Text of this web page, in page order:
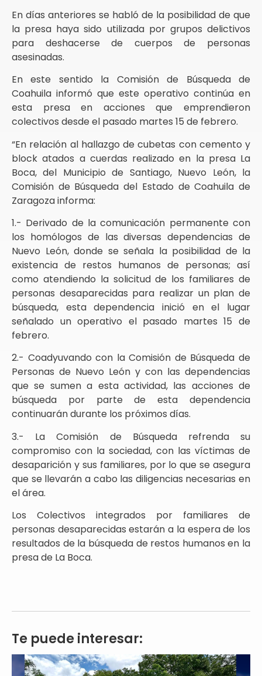
En días anteriores se habló de la posibilidad de que
la presa haya sido utilizada por grupos delictivos
para deshacerse de cuerpos de personas
asesinadas.
En este sentido la Comisión de Búsqueda de
Coahuila informó que este operativo continúa en
esta presa en acciones que emprendieron
colectivos desde el pasado martes 15 de febrero.
“En relación al hallazgo de cubetas con cemento y
block atados a cuerdas realizado en la presa La
Boca, del Municipio de Santiago, Nuevo León, la
Comisión de Búsqueda del Estado de Coahuila de
Zaragoza informa:
1.- Derivado de la comunicación permanente con
los homólogos de las diversas dependencias de
Nuevo León, donde se señala la posibilidad de la
existencia de restos humanos de personas; así
como atendiendo la solicitud de los familiares de
personas desaparecidas para realizar un plan de
búsqueda, esta dependencia inició en el lugar
señalado un operativo el pasado martes 15 de
febrero.
2.- Coadyuvando con la Comisión de Búsqueda de
Personas de Nuevo León y con las dependencias
que se sumen a esta actividad, las acciones de
búsqueda por parte de esta dependencia
continuarán durante los próximos días.
3.- La Comisión de Búsqueda refrenda su
compromiso con la sociedad, con las víctimas de
desaparición y sus familiares, por lo que se asegura
que se llevarán a cabo las diligencias necesarias en
el área.
Los Colectivos integrados por familiares de
personas desaparecidas estarán a la espera de los
resultados de la búsqueda de restos humanos en la
presa de La Boca.
Te puede interesar: